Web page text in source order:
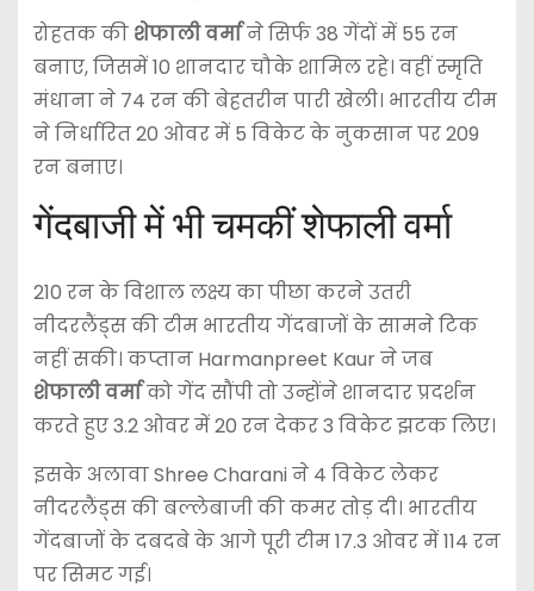
रोहतक की शेफाली वर्माने सिर्फ 38 गेंदों में 55 रन
बनाए, जिसमें 10 शानदार चौके शामिल रहे। वहीं स्मृति
मंधाना ने 74 रन की बेहतरीन पारी खेली। भारतीय टीम
ने निर्धारित 20 ओवर में 5 विकेट के नुकसान पर 209
रन बनाए।
गेंदबाजी में भी चमकीं शेफाली वर्मा
210 रन के विशाल लक्ष्य का पीछा करने उतरी
नीदरलैंड्स की टीम भारतीय गेंदबाजों के सामने टिक
नहीं सकी। कप्तान Harmanpreet Kaurने जब
शेफाली वर्माको गेंद सौंपी तो उन्होंने शानदार प्रदर्शन
करते हुए 3.2 ओवर में 20 रन देकर 3 विकेट झटक लिए।
इसके अलावाShree Charaniने 4 विकेट लेकर
नीदरलैंड्स की बल्लेबाजी की कमर तोड़ दी। भारतीय
गेंदबाजों के दबदबे के आगे पूरी टीम 17.3 ओवर में 114 रन
पर सिमट गई।